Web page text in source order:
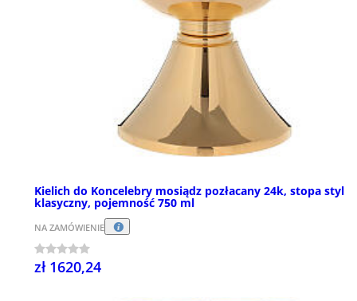
Kielich do Koncelebry mosiądz pozłacany 24k, stopa styl
klasyczny, pojemność 750 ml
NA ZAMÓWIENIE
zł 1620,24